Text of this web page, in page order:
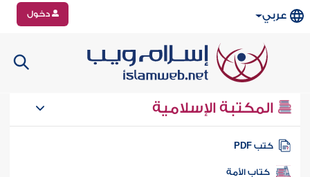
عربي دخول
المكتبة الإسلامية
كتب PDF